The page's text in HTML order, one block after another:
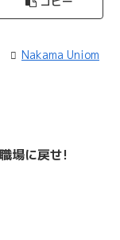
Nakama Uniom
場に戻せ!